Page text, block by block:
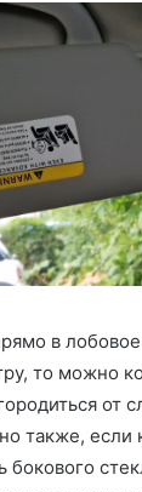
в
то можно
от
также, если